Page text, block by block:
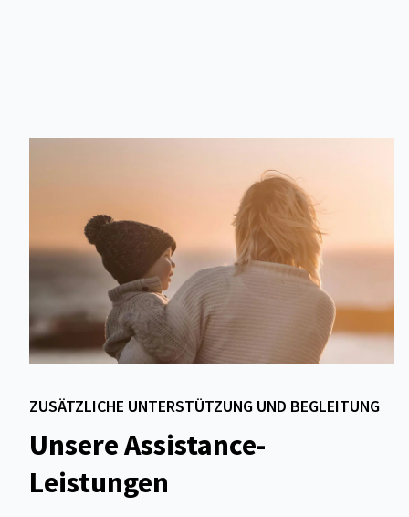
ZUSÄTZLICHE UNTERSTÜTZUNG UND BEGLEITUNG
Unsere Assistance-
Leistungen